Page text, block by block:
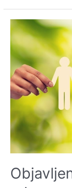
2026.g.